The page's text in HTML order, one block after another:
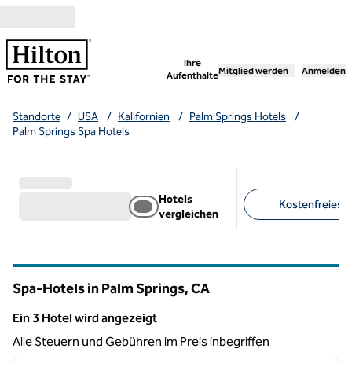
Ihre
Aufenthalte
,öffnet neue
Mitglied werden Anmelden
Standorte / USA / Kalifornien / Palm Springs Hotels
/
Palm Springs Spa Hotels
Hotels
vergleichen
Kostenfreies
Spa-Hotels in Palm Springs,CA
Ein 3 Hotel wird angezeigt
Ein 3 Hotel wird angezeigt
Alle Steuern und Gebühren im Preis inbegriffen
1 von 12